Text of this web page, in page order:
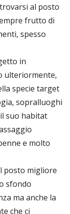
al posto
frutto di
spesso
in
ulteriormente,
specie target
sopralluoghi
suo habitat
e molto
posto migliore
sfondo
ma anche la
che ci